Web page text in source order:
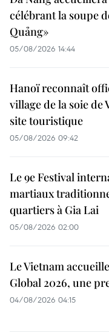
célébrant la soupe
Quảng»
05/08/2026 14:44
Hanoï reconnaît
village de la soie de
site touristique
05/08/2026 09:42
Le 9e Festival
martiaux
quartiers à Gia Lai
05/08/2026 02:00
Le Vietnam
Global 2026, une
04/08/2026 04:15